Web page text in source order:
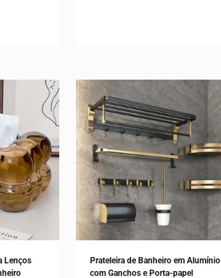
Lenços
Prateleira de Banheiro em Alumínio
com Ganchos e Porta-papel